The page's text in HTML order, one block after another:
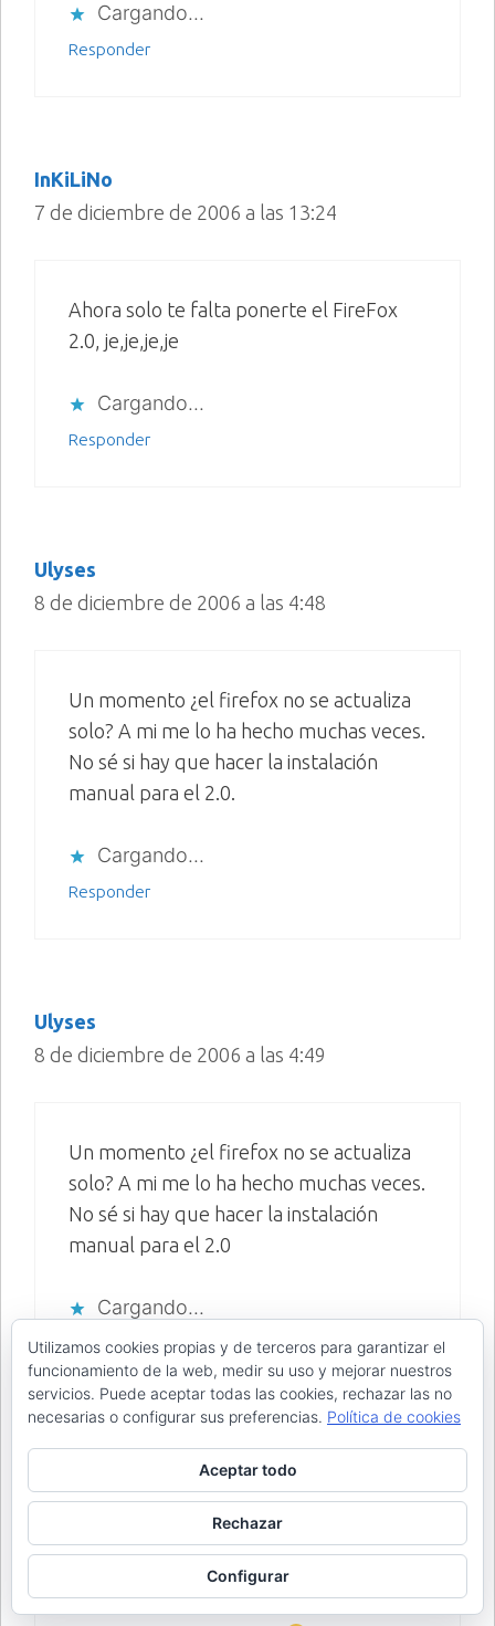
Cargando...
Responder
InKiLiNo
7 de diciembre de 2006 a las 13:24
Ahora solo te falta ponerte el FireFox
2.0, je,je,je,je
Cargando...
Responder
Ulyses
8 de diciembre de 2006 a las 4:48
Un momento ¿el firefox no se actualiza
solo? A mi me lo ha hecho muchas veces.
No sé si hay que hacer la instalación
manual para el 2.0.
Cargando...
Responder
Ulyses
8 de diciembre de 2006 a las 4:49
Un momento ¿el firefox no se actualiza
solo? A mi me lo ha hecho muchas veces.
No sé si hay que hacer la instalación
manual para el 2.0
Cargando...
Responder
8 de diciembre de 2006 a las 11:02
Como mola je,je,je,je… el mismo
Utilizamos cookies propias y de terceros para garantizar el
funcionamiento de la web, medir su uso y mejorar nuestros
servicios. Puede aceptar todas las cookies, rechazar las no
necesarias o configurar sus preferencias. Política de cookies
Aceptar todo
Rechazar
Configurar